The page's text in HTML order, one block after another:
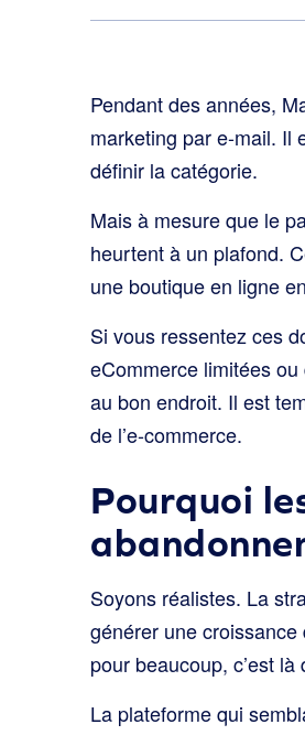
Pendant des années,
marketing par e-mail. Il
définir la catégorie.
Mais à mesure que le
heurtent à un plafond.
une boutique en ligne
Si vous ressentez ces
eCommerce limitées ou
au bon endroit. Il est
de l’e-commerce.
Pourquoi
Soyons réalistes. La
générer une croissance
pour beaucoup, c’est
La plateforme qui